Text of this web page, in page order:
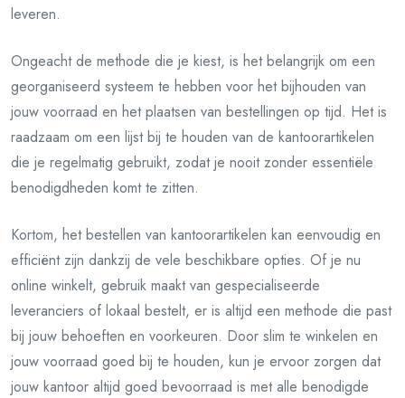
leveren.
Ongeacht de methode die je kiest, is het belangrijk om een
georganiseerd systeem te hebben voor het bijhouden van
jouw voorraad en het plaatsen van bestellingen op tijd. Het is
raadzaam om een lijst bij te houden van de kantoorartikelen
die je regelmatig gebruikt, zodat je nooit zonder essentiële
benodigdheden komt te zitten.
Kortom, het bestellen van kantoorartikelen kan eenvoudig en
efficiënt zijn dankzij de vele beschikbare opties. Of je nu
online winkelt, gebruik maakt van gespecialiseerde
leveranciers of lokaal bestelt, er is altijd een methode die past
bij jouw behoeften en voorkeuren. Door slim te winkelen en
jouw voorraad goed bij te houden, kun je ervoor zorgen dat
jouw kantoor altijd goed bevoorraad is met alle benodigde